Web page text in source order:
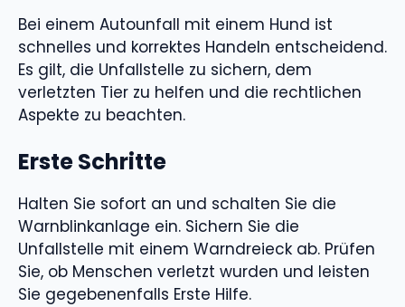
Bei einem Autounfall mit einem Hund ist
schnelles und korrektes Handeln entscheidend.
Es gilt, die Unfallstelle zu sichern, dem
verletzten Tier zu helfen und die rechtlichen
Aspekte zu beachten.
Erste Schritte
Halten Sie sofort an und schalten Sie die
Warnblinkanlage ein. Sichern Sie die
Unfallstelle mit einem Warndreieck ab. Prüfen
Sie, ob Menschen verletzt wurden und leisten
Sie gegebenenfalls Erste Hilfe.